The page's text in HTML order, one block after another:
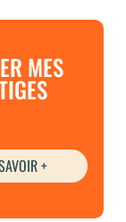
MES
+